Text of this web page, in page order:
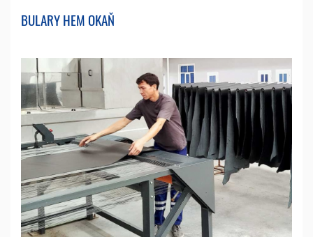
BULARY HEM OKAŇ